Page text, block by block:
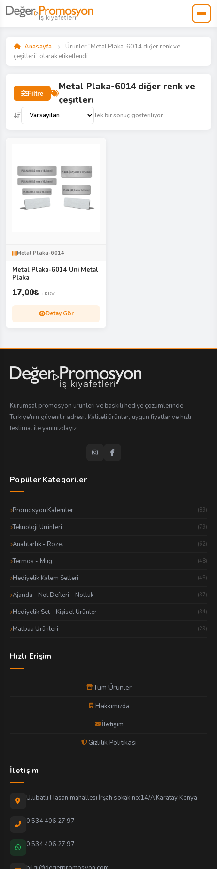
Anasayfa
Ürünler “Metal Plaka-6014 diğer renk ve
çeşitleri” olarak etiketlendi
Filtre
Metal Plaka-6014 diğer renk ve
çeşitleri
Tek bir sonuç gösteriliyor
Metal Plaka-6014
Metal Plaka-6014 Uni Metal
Plaka
17,00₺ +KDV
Detay Gör
Kurumsal promosyon ürünleri ve baskılı hediye çözümlerinde
Türkiye'nin güvenilir adresi. Kaliteli ürünler, uygun fiyatlar ve hızlı
teslimat ile yanınızdayız.
Popüler Kategoriler
Promosyon Kalemler (89)
Teknoloji Ürünleri (79)
Anahtarlık - Rozet (62)
Termos - Mug (48)
Hediyelik Kalem Setleri (45)
Ajanda - Not Defteri - Notluk (37)
Hediyelik Set - Kişisel Ürünler (34)
Matbaa Ürünleri (29)
Hızlı Erişim
Tüm Ürünler
Hakkımızda
İletişim
Gizlilik Politikası
İletişim
Ulubatlı Hasan mahallesi İrşah sokak no:14/A Karatay Konya
0 534 406 27 97
0 534 406 27 97